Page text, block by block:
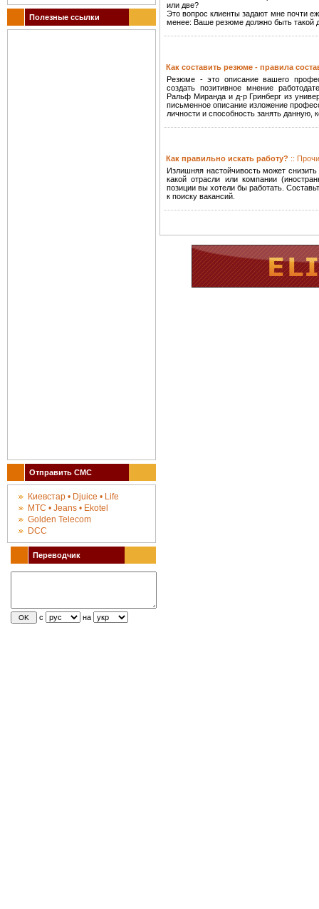
Полезные ссылки
Отправить СМС
Киевстар • Djuice • Life
МТС • Jeans • Ekotel
Golden Telecom
DCC
Переводчик
с на
или две?
Это вопрос клиенты задают мне почти
менее: Ваше резюме должно быть такой
Как составить резюме - правила
Резюме - это описание вашего
создать позитивное мнение
Ральф Миранда и д-р Гринберг из
письменное описание изложение
личности и способность занять данную,
Как правильно искать работу? ::
Излишняя настойчивость может
какой отрасли или компании
позиции вы хотели бы работать.
к поиску вакансий.